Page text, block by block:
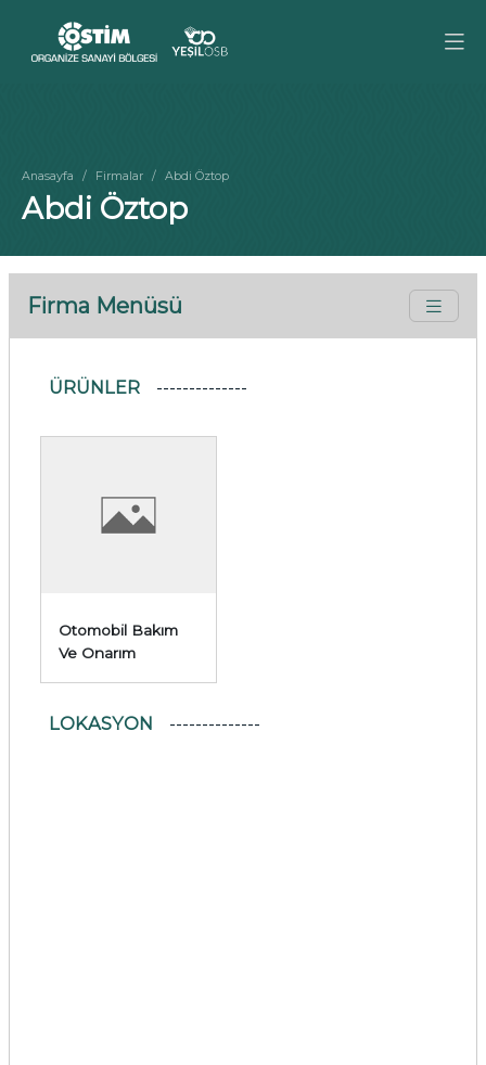
Anasayfa Firmalar Abdi Öztop
Abdi Öztop
Firma Menüsü
ÜRÜNLER
Otomobil Bakım
Ve Onarım
LOKASYON